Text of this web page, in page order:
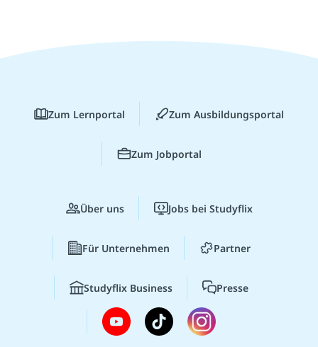
Zum Lernportal Zum Ausbildungsportal
Zum Jobportal
Über uns Jobs bei Studyflix
Für Unternehmen Partner
Studyflix Business Presse